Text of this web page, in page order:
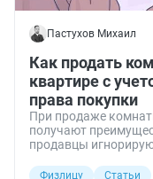
Пастухов Михаил
Как продать
квартире с
права покупки
При продаже
получают
продавцы
правильно
Физлицу Статьи